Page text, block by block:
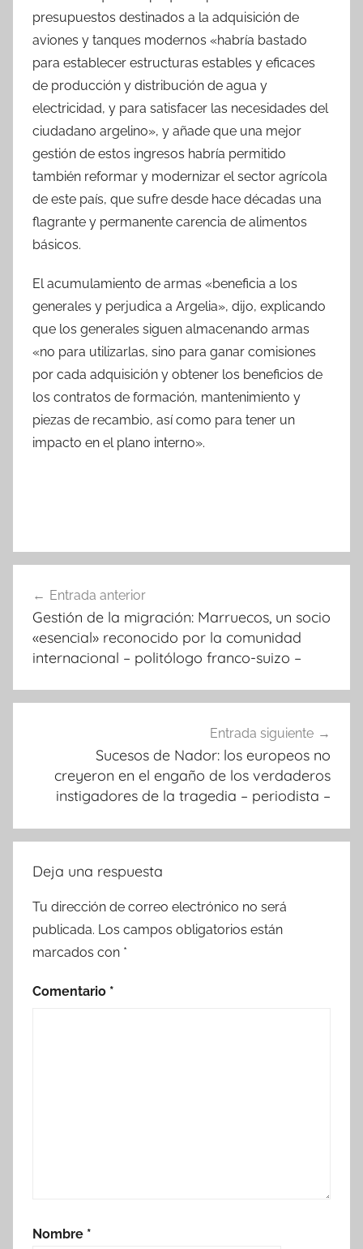
presupuestos destinados a la adquisición de
aviones y tanques modernos «habría bastado
para establecer estructuras estables y eficaces
de producción y distribución de agua y
electricidad, y para satisfacer las necesidades del
ciudadano argelino», y añade que una mejor
gestión de estos ingresos habría permitido
también reformar y modernizar el sector agrícola
de este país, que sufre desde hace décadas una
flagrante y permanente carencia de alimentos
básicos.
El acumulamiento de armas «beneficia a los
generales y perjudica a Argelia», dijo, explicando
que los generales siguen almacenando armas
«no para utilizarlas, sino para ganar comisiones
por cada adquisición y obtener los beneficios de
los contratos de formación, mantenimiento y
piezas de recambio, así como para tener un
impacto en el plano interno».
de
entradas
Entrada anterior
Gestión de la migración: Marruecos, un socio
«esencial» reconocido por la comunidad
internacional – politólogo franco-suizo –
Entrada siguiente
Sucesos de Nador: los europeos no
creyeron en el engaño de los verdaderos
instigadores de la tragedia – periodista –
Deja una respuesta
Tu dirección de correo electrónico no será
publicada. Los campos obligatorios están
marcados con *
Comentario *
Nombre *